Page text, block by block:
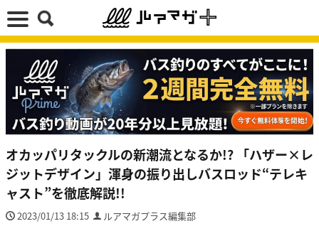
オカッパリタックルの新潮流となるか!? 「ハザー×レ
ジットデザイン」渾身の振り出しバスロッド“テレキ
ャスト”を徹底解説!!
2023/01/13 18:15 ルアマガプラス編集部